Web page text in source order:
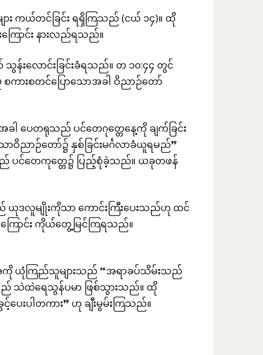
း ကယ်တင်ခြင်း ရရှိကြသည် (ငယ် ၁၄)။ ထို
ောင်း နားလည်ရသည်။
းလောင်းခြင်းခံရသည်။ တ ၁၀:၄၄ တွင်
ကားစတင်ပြောသောအခါ ဝိညာဉ်တော်
ခါ ပေတရုသည် ပင်တေဂုတ္တေနေ့ကို ချက်ခြင်း
ညာဉ်တော်၌ နှစ်ခြင်းမင်္ဂလာခံယူရမည်”
င်တေကုတ္တေ၌ ပြည့်စုံခဲ့သည်။ ယခုတဖန်
ဒလူမျိုးကိုသာ ကောင်းကြီးပေးသည်ဟု ထင်
ြောင်း ကိုယ်တွေ့မြင်ကြရသည်။
ကို ယုံကြည်သူများသည် “အရာခပ်သိမ်းသည်
သဲထဲရေသွန်ပမာ ဖြစ်သွားသည်။ ထို
းပါတကား” ဟု ချီးမွမ်းကြသည်။